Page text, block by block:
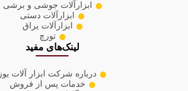
ابزارآلات جوشی و برشی
ابزارآلات دستی
ابزارآلات یراق
تورچ
لینک‌های مفید
درباره شرکت ابزار آلات یوز
خدمات پس از فروش